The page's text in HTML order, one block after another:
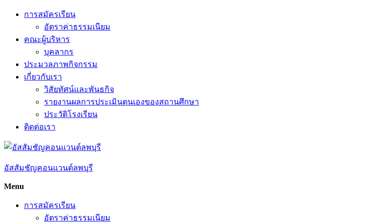
Skip
การสมัครเรียน
อัตราค่าธรรมเนียม
คณะผู้บริหาร
บุคลากร
ประมวลภาพกิจกรรม
เกี่ยวกับเรา
วิสัยทัศน์และพันธกิจ
รายงานผลการประเมินตนเองของสถานศึกษา
ประวัติโรงเรียน
ติดต่อเรา
อัสสัมชัญคอนแวนต์ลพบุรี
Menu
การสมัครเรียน
อัตราค่าธรรมเนียม